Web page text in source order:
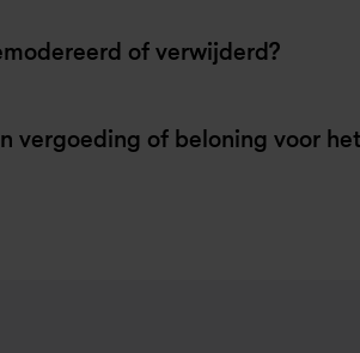
gebaseerd op echte, openbaar
land en taal verschillen.
of verwijderd?
vergoeding of beloning voor